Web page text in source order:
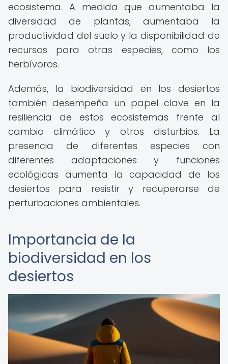
ecosistema. A medida que aumentaba la
diversidad de plantas, aumentaba la
productividad del suelo y la disponibilidad de
recursos para otras especies, como los
herbívoros.
Además, la biodiversidad en los desiertos
también desempeña un papel clave en la
resiliencia de estos ecosistemas frente al
cambio climático y otros disturbios. La
presencia de diferentes especies con
diferentes adaptaciones y funciones
ecológicas aumenta la capacidad de los
desiertos para resistir y recuperarse de
perturbaciones ambientales.
Importancia de la
biodiversidad en los
desiertos